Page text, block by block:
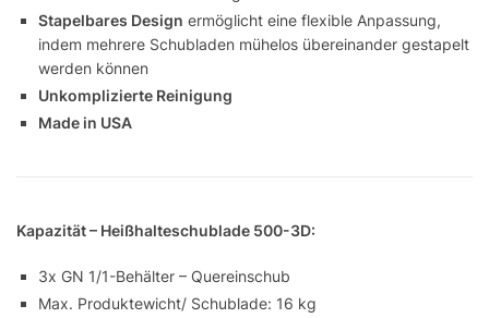
Stapelbares Design ermöglicht eine flexible Anpassung,
indem mehrere Schubladen mühelos übereinander gestapelt
werden können
Unkomplizierte Reinigung
Made in USA
Kapazität – Heißhalteschublade 500-3D:
3x GN 1/1-Behälter – Quereinschub
Max. Produktewicht/ Schublade: 16 kg